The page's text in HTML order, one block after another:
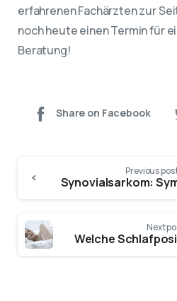
erfahrenen Fachärzten zur
noch heute einen Termin für
Beratung!
Share on Facebook
Previous
Next